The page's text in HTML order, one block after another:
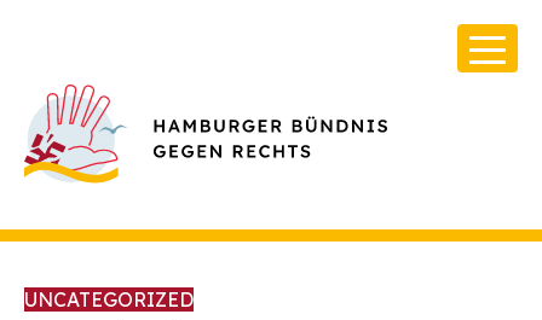
UNCATEGORIZED